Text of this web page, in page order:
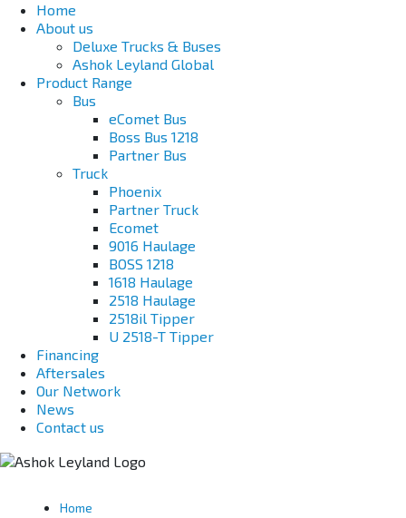
Home
About us
Deluxe Trucks & Buses
Ashok Leyland Global
Product Range
Bus
eComet Bus
Boss Bus 1218
Partner Bus
Truck
Phoenix
Partner Truck
Ecomet
9016 Haulage
BOSS 1218
1618 Haulage
2518 Haulage
2518il Tipper
U 2518-T Tipper
Financing
Aftersales
Our Network
News
Contact us
Home